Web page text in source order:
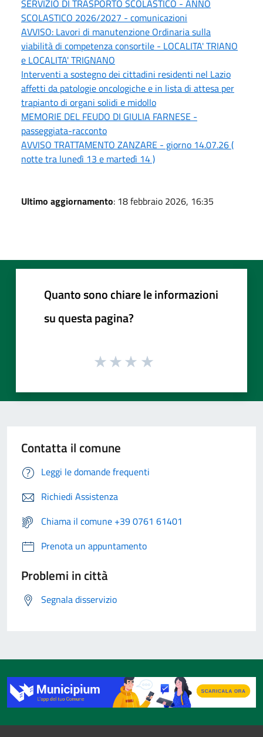
SERVIZIO DI TRASPORTO SCOLASTICO - ANNO
SCOLASTICO 2026/2027 - comunicazioni
AVVISO: Lavori di manutenzione Ordinaria sulla
viabilità di competenza consortile - LOCALITA' TRIANO
e LOCALITA' TRIGNANO
Interventi a sostegno dei cittadini residenti nel Lazio
affetti da patologie oncologiche e in lista di attesa per
trapianto di organi solidi e midollo
MEMORIE DEL FEUDO DI GIULIA FARNESE -
passeggiata-racconto
AVVISO TRATTAMENTO ZANZARE - giorno 14.07.26 (
notte tra lunedì 13 e martedì 14 )
Ultimo aggiornamento: 18 febbraio 2026, 16:35
Quanto sono chiare le informazioni
su questa pagina?
Contatta il comune
Leggi le domande frequenti
Richiedi Assistenza
Chiama il comune +39 0761 61401
Prenota un appuntamento
Problemi in città
Segnala disservizio